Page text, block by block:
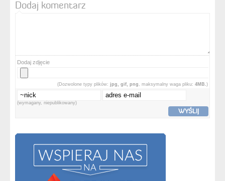
Dodaj komentarz
Dodaj zdjęcie
(Dozwolone typy plików: jpg, gif, png , maksymalny waga pliku: 4MB. )
(wymagany, niepublikowany)
WYŚLIJ